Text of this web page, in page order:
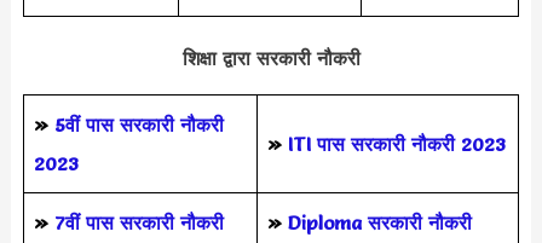
शिक्षा द्वारा सरकारी नौकरी
» 5वीं पास सरकारी नौकरी
2023
» ITI पास सरकारी नौकरी 2023
» 7वीं पास सरकारी नौकरी
» Diploma सरकारी नौकरी